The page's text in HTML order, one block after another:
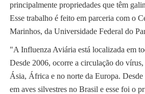
principalmente propriedades que têm
Esse trabalho é feito em parceria com o
Marinhos, da Universidade Federal do
"A Influenza Aviária está localizada em
Desde 2006, ocorre a circulação do
Ásia, África e no norte da Europa. Desde
em aves silvestres no Brasil e esse foi o